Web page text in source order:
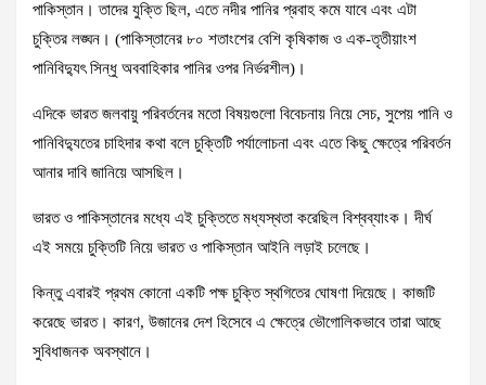
পাকিস্তান। তাদের যুক্তি ছিল, এতে নদীর পানির প্রবাহ কমে যাবে এবং এটা
চুক্তির লঙ্ঘন। (পাকিস্তানের ৮০ শতাংশের বেশি কৃষিকাজ ও এক-তৃতীয়াংশ
পানিবিদ্যুৎ সিন্ধু অববাহিকার পানির ওপর নির্ভরশীল)।
এদিকে ভারত জলবায়ু পরিবর্তনের মতো বিষয়গুলো বিবেচনায় নিয়ে সেচ, সুপেয় পানি ও
পানিবিদ্যুতের চাহিদার কথা বলে চুক্তিটি পর্যালোচনা এবং এতে কিছু ক্ষেত্রে পরিবর্তন
আনার দাবি জানিয়ে আসছিল।
ভারত ও পাকিস্তানের মধ্যে এই চুক্তিতে মধ্যস্থতা করেছিল বিশ্বব্যাংক। দীর্ঘ
এই সময়ে চুক্তিটি নিয়ে ভারত ও পাকিস্তান আইনি লড়াই চলেছে।
কিন্তু এবারই প্রথম কোনো একটি পক্ষ চুক্তি স্থগিতের ঘোষণা দিয়েছে। কাজটি
করেছে ভারত। কারণ, উজানের দেশ হিসেবে এ ক্ষেত্রে ভৌগোলিকভাবে তারা আছে
সুবিধাজনক অবস্থানে।